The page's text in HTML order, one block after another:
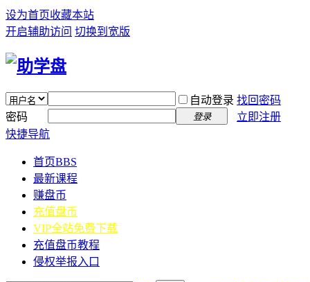
设为首页收藏本站
开启辅助访问 切换到宽版
自动登录 找回密码
密码
登录
立即注册
快捷导航
首页BBS
最新课程
赚盘币
充值盘币
VIP全站免费下载
充值盘币教程
侵权举报入口